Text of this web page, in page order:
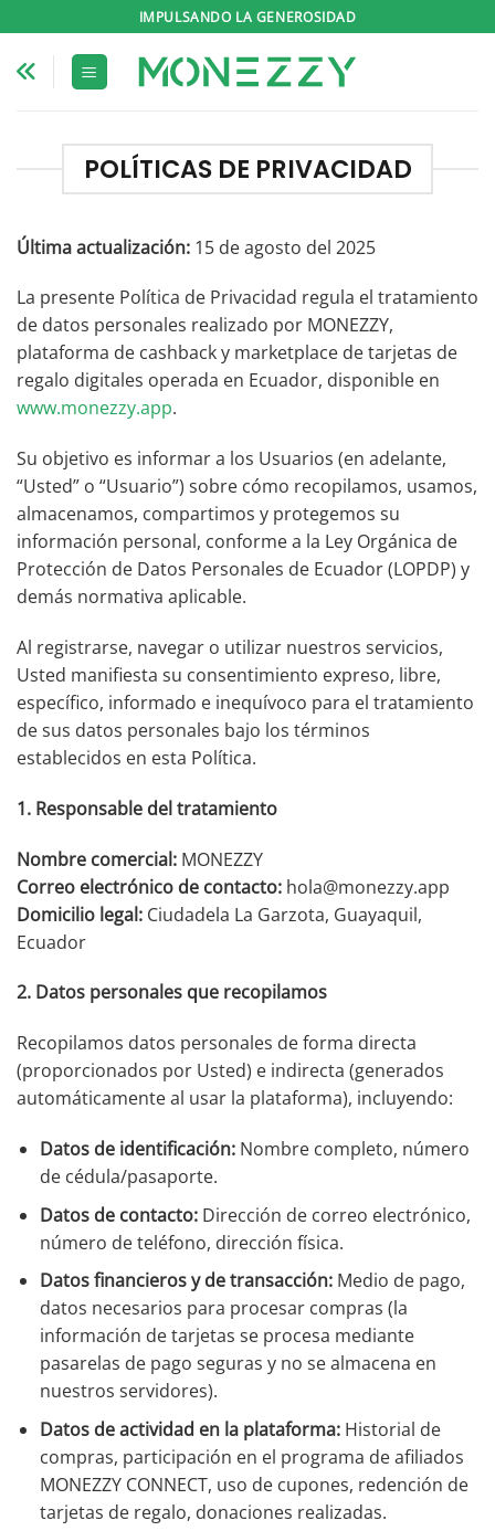
al
contenido
IMPULSANDO LA GENEROSIDAD
POLÍTICAS DE PRIVACIDAD
Última actualización: 15 de agosto del 2025
La presente Política de Privacidad regula el tratamiento
de datos personales realizado por MONEZZY,
plataforma de cashback y marketplace de tarjetas de
regalo digitales operada en Ecuador, disponible en
www.monezzy.app.
Su objetivo es informar a los Usuarios (en adelante,
“Usted” o “Usuario”) sobre cómo recopilamos, usamos,
almacenamos, compartimos y protegemos su
información personal, conforme a la Ley Orgánica de
Protección de Datos Personales de Ecuador (LOPDP) y
demás normativa aplicable.
Al registrarse, navegar o utilizar nuestros servicios,
Usted manifiesta su consentimiento expreso, libre,
específico, informado e inequívoco para el tratamiento
de sus datos personales bajo los términos
establecidos en esta Política.
1. Responsable del tratamiento
Nombre comercial: MONEZZY
Correo electrónico de contacto: hola@monezzy.app
Domicilio legal: Ciudadela La Garzota, Guayaquil,
Ecuador
2. Datos personales que recopilamos
Recopilamos datos personales de forma directa
(proporcionados por Usted) e indirecta (generados
automáticamente al usar la plataforma), incluyendo:
Datos de identificación:Nombre completo, número
de cédula/pasaporte.
Datos de contacto:Dirección de correo electrónico,
número de teléfono, dirección física.
Datos financieros y de transacción:Medio de pago,
datos necesarios para procesar compras (la
información de tarjetas se procesa mediante
pasarelas de pago seguras y no se almacena en
nuestros servidores).
Datos de actividad en la plataforma:Historial de
compras, participación en el programa de afiliados
MONEZZY CONNECT, uso de cupones, redención de
tarjetas de regalo, donaciones realizadas.